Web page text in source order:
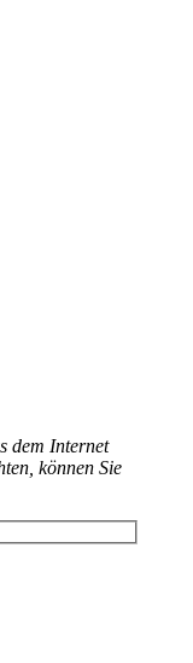
dem Internet
können Sie